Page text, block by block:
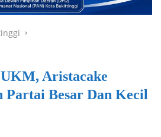
Aristacake
Partai Besar Dan Kecil